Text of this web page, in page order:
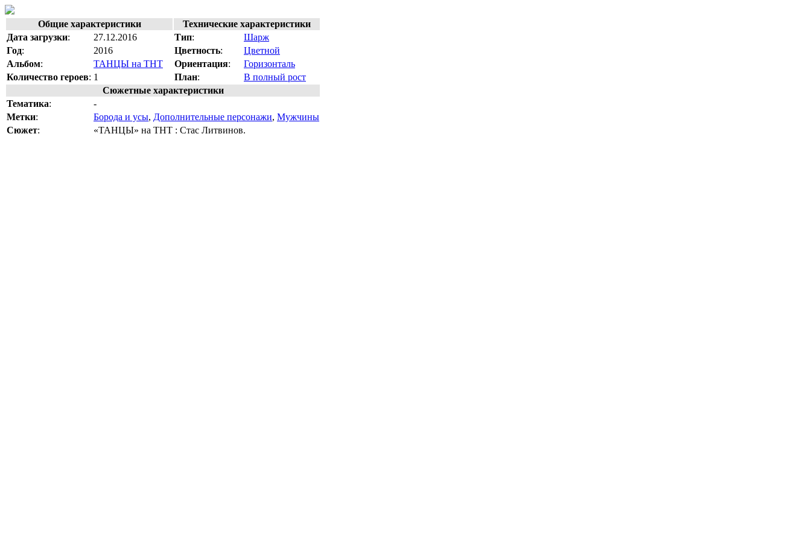
Общие характеристики
Технические характеристики
Дата загрузки: 27.12.2016 Тип:
Шарж
Год: 2016 Цветность:
Цветной
Альбом: ТАНЦЫ на ТНТ Ориентация:
Горизонталь
Количество героев: 1 План:
В полный рост
Сюжетные характеристики
Тематика:
-
Метки: Борода и усы, Дополнительные персонажи, Мужчины
Сюжет: «ТАНЦЫ» на ТНТ : Стас Литвинов.